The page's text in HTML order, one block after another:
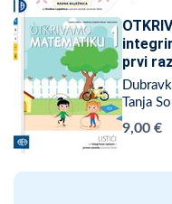
prvi
Tanja
9,00 €